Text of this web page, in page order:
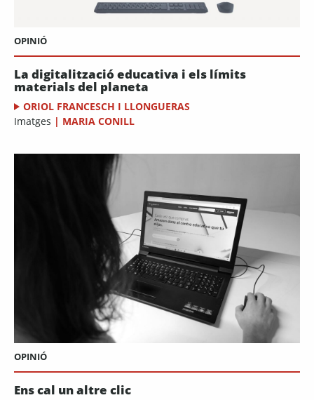
OPINIÓ
La digitalització educativa i els límits
materials del planeta
ORIOL FRANCESCH I LLONGUERAS
Imatges | MARIA CONILL
OPINIÓ
Ens cal un altre clic